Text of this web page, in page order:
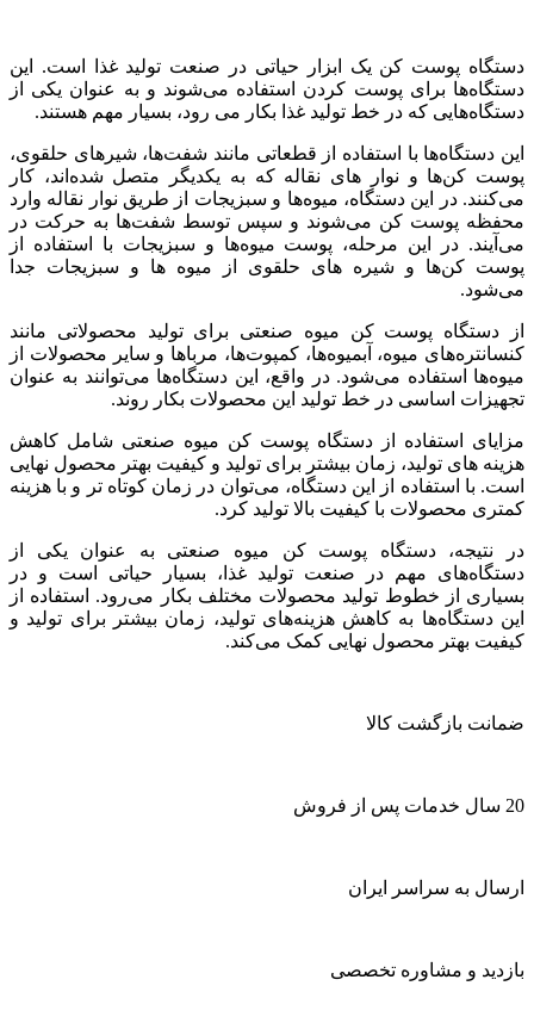
دستگاه پوست کن یک ابزار حیاتی در صنعت تولید غذا است. این
دستگاه‌ها برای پوست کردن استفاده می‌شوند و به عنوان یکی از
دستگاه‌هایی که در خط تولید غذا بکار می رود، بسیار مهم هستند.
این دستگاه‌ها با استفاده از قطعاتی مانند شفت‌ها، شیرهای حلقوی،
پوست کن‌ها و نوار های نقاله که به یکدیگر متصل شده‌اند، کار
می‌کنند. در این دستگاه، میوه‌ها و سبزیجات از طریق نوار نقاله وارد
محفظه پوست کن می‌شوند و سپس توسط شفت‌ها به حرکت در
می‌آیند. در این مرحله، پوست میوه‌ها و سبزیجات با استفاده از
پوست کن‌ها و شیره های حلقوی از میوه ها و سبزیجات جدا
می‌شود.
از دستگاه پوست کن میوه صنعتی برای تولید محصولاتی مانند
کنسانتره‌های میوه، آبمیوه‌ها، کمپوت‌ها، مرباها و سایر محصولات از
میوه‌ها استفاده می‌شود. در واقع، این دستگاه‌ها می‌توانند به عنوان
تجهیزات اساسی در خط تولید این محصولات بکار روند.
مزایای استفاده از دستگاه پوست کن میوه صنعتی شامل کاهش
هزینه های تولید، زمان بیشتر برای تولید و کیفیت بهتر محصول نهایی
است. با استفاده از این دستگاه، می‌توان در زمان کوتاه تر و با هزینه
کمتری محصولات با کیفیت بالا تولید کرد.
در نتیجه، دستگاه پوست کن میوه صنعتی به عنوان یکی از
دستگاه‌های مهم در صنعت تولید غذا، بسیار حیاتی است و در
بسیاری از خطوط تولید محصولات مختلف بکار می‌رود. استفاده از
این دستگاه‌ها به کاهش هزینه‌های تولید، زمان بیشتر برای تولید و
کیفیت بهتر محصول نهایی کمک می‌کند.
ضمانت بازگشت کالا
20 سال خدمات پس از فروش
ارسال به سراسر ایران
بازدید و مشاوره تخصصی